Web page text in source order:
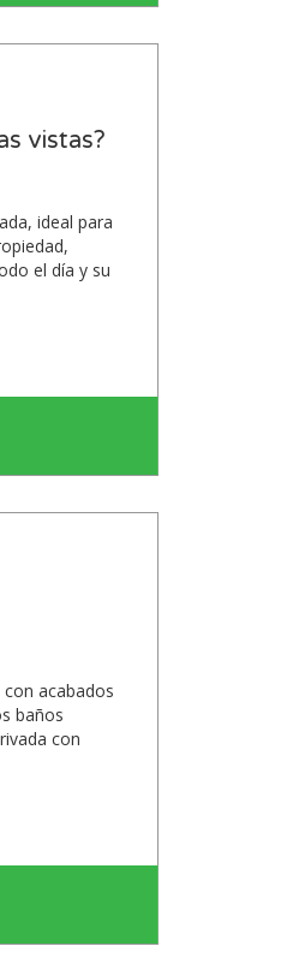
vistas?
ideal para
el día y su
acabados
baños
con